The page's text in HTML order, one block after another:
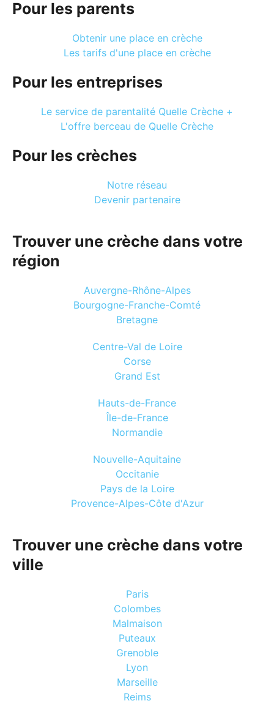
Pour les parents
Obtenir une place en crèche
Les tarifs d'une place en crèche
Pour les entreprises
Le service de parentalité Quelle Crèche +
L'offre berceau de Quelle Crèche
Pour les crèches
Notre réseau
Devenir partenaire
Trouver une crèche dans votre
région
Auvergne-Rhône-Alpes
Bourgogne-Franche-Comté
Bretagne
Centre-Val de Loire
Corse
Grand Est
Hauts-de-France
Île-de-France
Normandie
Nouvelle-Aquitaine
Occitanie
Pays de la Loire
Provence-Alpes-Côte d'Azur
Trouver une crèche dans votre
ville
Paris
Colombes
Malmaison
Puteaux
Grenoble
Lyon
Marseille
Reims